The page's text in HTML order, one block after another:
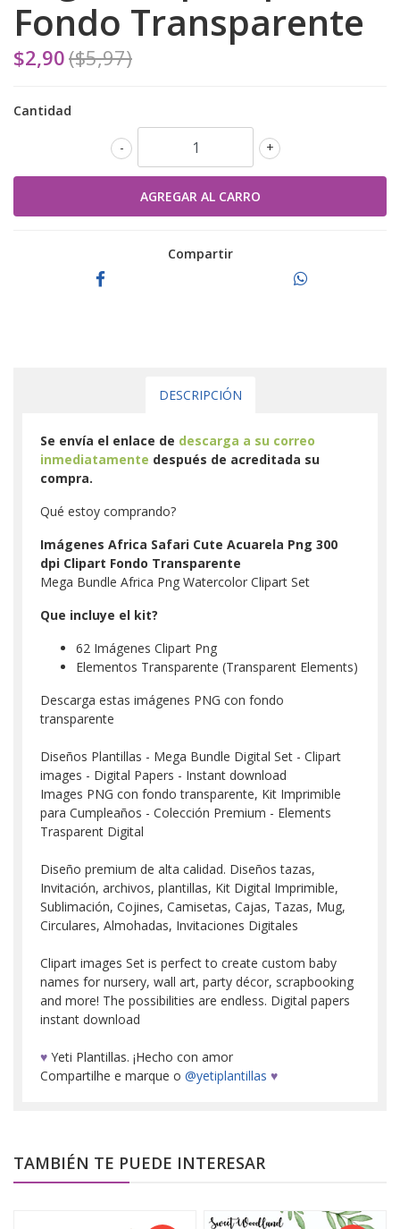
Fondo Transparente
$2,90($5,97)
Cantidad
+
-
Compartir
DESCRIPCIÓN
Se envía el enlace de descarga a su correo
inmediatamente después de acreditada su
compra.
Qué estoy comprando?
Imágenes Africa Safari Cute Acuarela Png 300
dpi Clipart Fondo Transparente
Mega Bundle Africa Png Watercolor Clipart Set
Que incluye el kit?
62 Imágenes Clipart Png
Elementos Transparente (Transparent Elements)
Descarga estas imágenes PNG con fondo
transparente
Diseños Plantillas - Mega Bundle Digital Set - Clipart
images - Digital Papers - Instant download
Images PNG con fondo transparente, Kit Imprimible
para Cumpleaños - Colección Premium - Elements
Trasparent Digital
Diseño premium de alta calidad. Diseños tazas,
Invitación, archivos, plantillas, Kit Digital Imprimible,
Sublimación, Cojines, Camisetas, Cajas, Tazas, Mug,
Circulares, Almohadas, Invitaciones Digitales
Clipart images Set is perfect to create custom baby
names for nursery, wall art, party décor, scrapbooking
and more! The possibilities are endless. Digital papers
instant download
♥ Yeti Plantillas. ¡Hecho con amor
Compartilhe e marque o @yetiplantillas ♥
TAMBIÉN TE PUEDE INTERESAR